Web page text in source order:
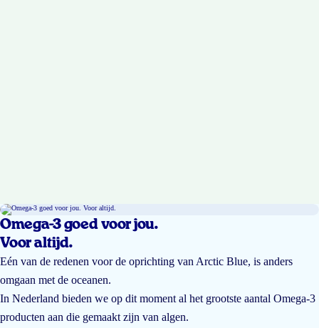
Omega-3 goed voor jou.
Voor altijd.
Eén van de redenen voor de oprichting van Arctic Blue, is anders
omgaan met de oceanen.
In Nederland bieden we op dit moment al het grootste aantal Omega-3
producten aan die gemaakt zijn van algen.